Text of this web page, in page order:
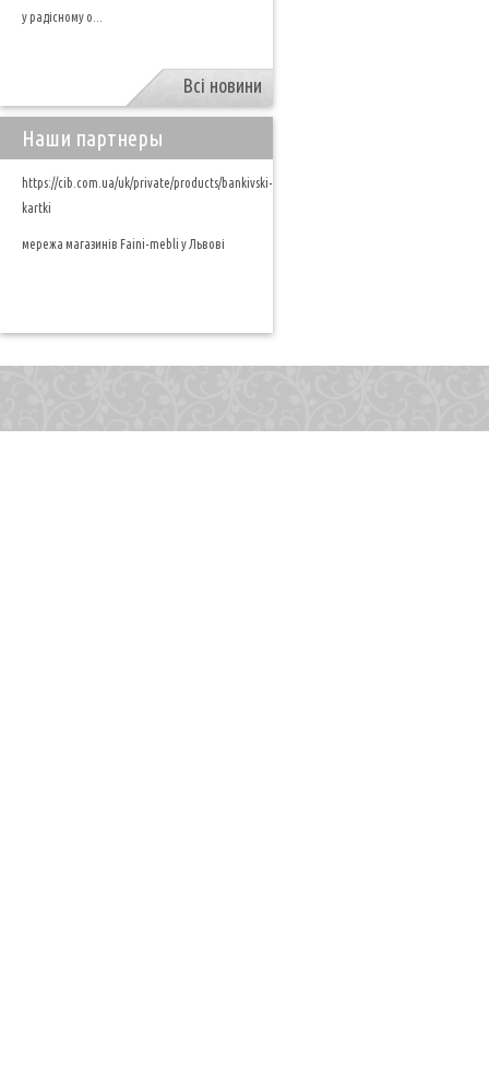
у радісному о...
Всі новини
Наши партнеры
https://cib.com.ua/uk/private/products/bankivski-
kartki
мережа магазинів Faini-mebli у Львові